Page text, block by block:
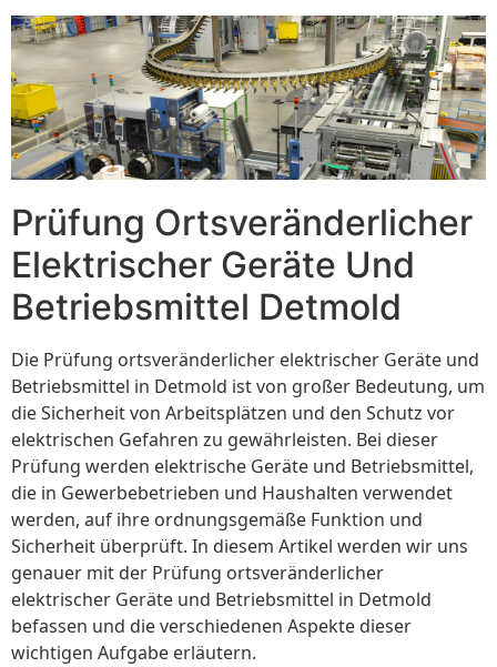
Prüfung Ortsveränderlicher
Elektrischer Geräte Und
Betriebsmittel Detmold
Die Prüfung ortsveränderlicher elektrischer Geräte und
Betriebsmittel in Detmold ist von großer Bedeutung, um
die Sicherheit von Arbeitsplätzen und den Schutz vor
elektrischen Gefahren zu gewährleisten. Bei dieser
Prüfung werden elektrische Geräte und Betriebsmittel,
die in Gewerbebetrieben und Haushalten verwendet
werden, auf ihre ordnungsgemäße Funktion und
Sicherheit überprüft. In diesem Artikel werden wir uns
genauer mit der Prüfung ortsveränderlicher
elektrischer Geräte und Betriebsmittel in Detmold
befassen und die verschiedenen Aspekte dieser
wichtigen Aufgabe erläutern.